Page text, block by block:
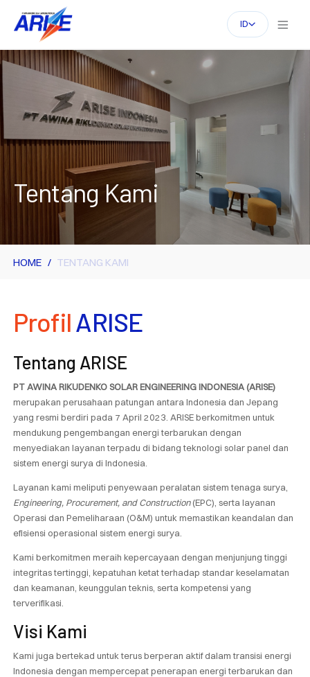
ID
Tentang Kami
HOME TENTANG KAMI
ProfilARISE
Tentang ARISE
PT AWINA RIKUDENKO SOLAR ENGINEERING INDONESIA (ARISE)
merupakan perusahaan patungan antara Indonesia dan Jepang
yang resmi berdiri pada 7 April 2023. ARISE berkomitmen untuk
mendukung pengembangan energi terbarukan dengan
menyediakan layanan terpadu di bidang teknologi solar panel dan
sistem energi surya di Indonesia.
Layanan kami meliputi penyewaan peralatan sistem tenaga surya,
Engineering, Procurement, and Construction(EPC), serta layanan
Operasi dan Pemeliharaan (O&M) untuk memastikan keandalan dan
efisiensi operasional sistem energi surya.
Kami berkomitmen meraih kepercayaan dengan menjunjung tinggi
integritas tertinggi, kepatuhan ketat terhadap standar keselamatan
dan keamanan, keunggulan teknis, serta kompetensi yang
terverifikasi.
Visi Kami
Kami juga bertekad untuk terus berperan aktif dalam transisi energi
Indonesia dengan mempercepat penerapan energi terbarukan dan